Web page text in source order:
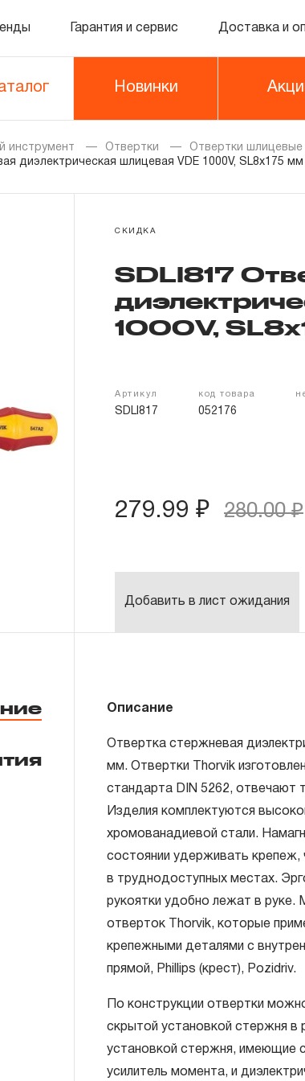
Гарантия и сервис Доставка и
Новинки
инструмент Отвертки
Отвертки шлицевые
диэлектрическая шлицевая VDE 1000V, SL8x175 мм
СКИДКА
SDLI817
1000V,
Артикул
SDLI817
код товара
052176
279.99 ₽ 280.00 ₽
Добавить в лист ожидания
Описание
Отвертка стержневая
мм. Отвертки Thorvik
стандарта DIN 5262, отвечают
Изделия комплектуются
хромованадиевой стали.
состоянии удерживать крепеж,
в труднодоступных местах.
рукоятки удобно лежат в руке.
отверток Thorvik, которые
крепежными деталями с
прямой, Phillips (крест), Pozidriv.
По конструкции отвертки
скрытой установкой стержня в
установкой стержня, имеющие
усилитель момента, и
ГАРАНТИЙНЫЕ
Понятие «ПОЖИЗНЕННАЯ
нарушал технологию в
1.2 «ПОЖИЗНЕННАЯ ГАРАНТИЯ»
соблюдения покупателем
обслуживания,